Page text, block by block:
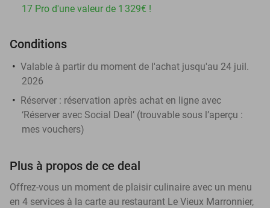
17 Pro d'une valeur de 1 329€ !
Conditions
Valable à partir du moment de l'achat jusqu'au 24 juil.
2026
Réserver : réservation après achat en ligne avec
‘Réserver avec Social Deal’ (trouvable sous l’aperçu :
mes vouchers)
Plus à propos de ce deal
Offrez-vous un moment de plaisir culinaire avec un menu
en 4 services à la carte au restaurant Le Vieux Marronnier,